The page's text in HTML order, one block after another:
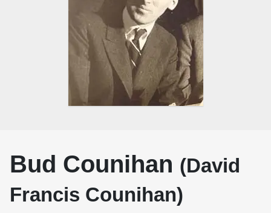
Bud Counihan (David
Francis Counihan)